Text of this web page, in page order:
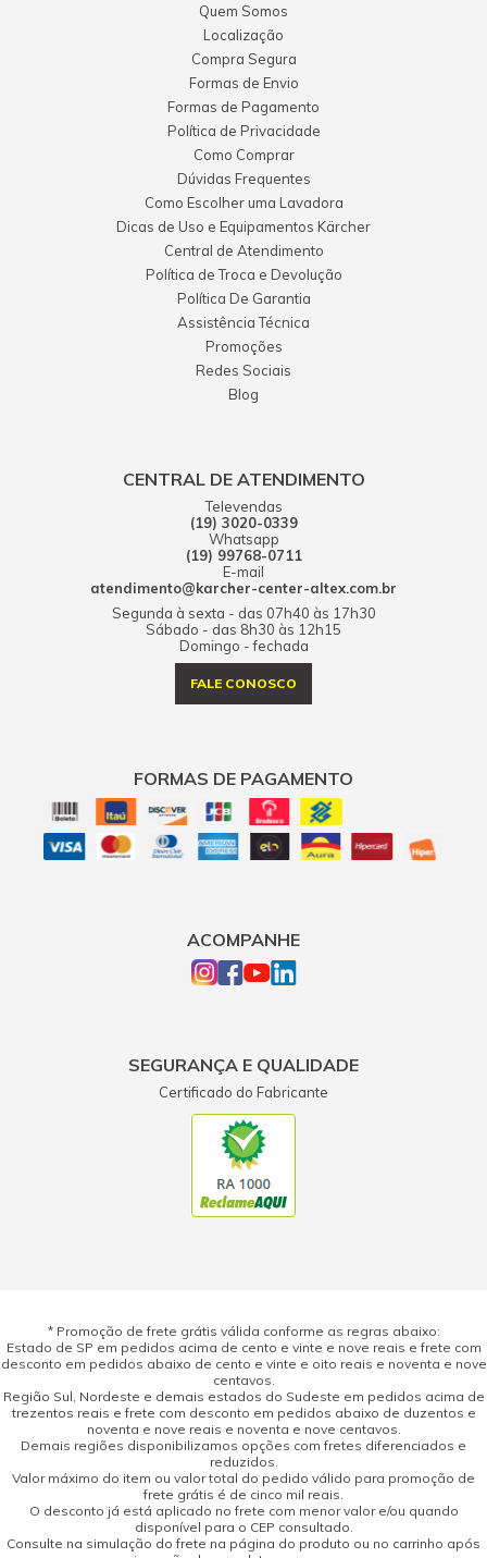
Quem Somos
Localização
Compra Segura
Formas de Envio
Formas de Pagamento
Política de Privacidade
Como Comprar
Dúvidas Frequentes
Como Escolher uma Lavadora
Dicas de Uso e Equipamentos Kärcher
Central de Atendimento
Política de Troca e Devolução
Política De Garantia
Assistência Técnica
Promoções
Redes Sociais
Blog
CENTRAL DE ATENDIMENTO
Televendas
(19) 3020-0339
Whatsapp
(19) 99768-0711
E-mail
atendimento@karcher-center-altex.com.br
Segunda à sexta - das 07h40 às 17h30
Sábado - das 8h30 às 12h15
Domingo - fechada
FALE CONOSCO
FORMAS DE PAGAMENTO
ACOMPANHE
SEGURANÇA E QUALIDADE
Certificado do Fabricante
* Promoção de frete grátis válida conforme as regras abaixo:
Estado de SP em pedidos acima de cento e vinte e nove reais e frete com
desconto em pedidos abaixo de cento e vinte e oito reais e noventa e nove
centavos.
Região Sul, Nordeste e demais estados do Sudeste em pedidos acima de
trezentos reais e frete com desconto em pedidos abaixo de duzentos e
noventa e nove reais e noventa e nove centavos.
Demais regiões disponibilizamos opções com fretes diferenciados e
reduzidos.
Valor máximo do item ou valor total do pedido válido para promoção de
frete grátis é de cinco mil reais.
O desconto já está aplicado no frete com menor valor e/ou quando
disponível para o CEP consultado.
Consulte na simulação do frete na página do produto ou no carrinho após